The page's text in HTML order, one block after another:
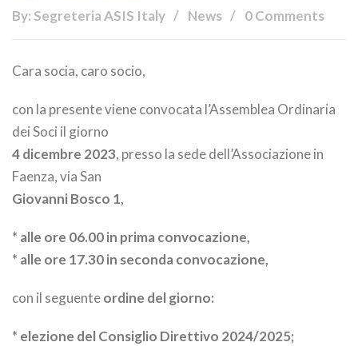
By: Segreteria ASIS Italy News 0 Comments
Cara socia, caro socio,
con la presente viene convocata l’Assemblea Ordinaria
dei Soci il giorno
4 dicembre 2023, presso la sede dell’Associazione in
Faenza, via San
Giovanni Bosco 1,
* alle ore 06.00 in prima convocazione,
* alle ore 17.30 in seconda convocazione,
con il seguenteordine del giorno:
* elezione del Consiglio Direttivo 2024/2025;